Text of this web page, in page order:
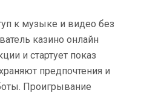
к музыке и видео без
казино онлайн
и стартует показ
предпочтения и
Проигрывание